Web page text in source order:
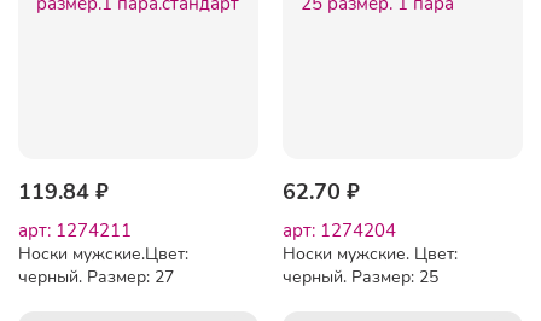
119.84 ₽
арт: 1274211
Носки мужские.Цвет:
черный. Размер: 27
62.70 ₽
арт: 1274204
Носки мужские. Цвет:
черный. Размер: 25